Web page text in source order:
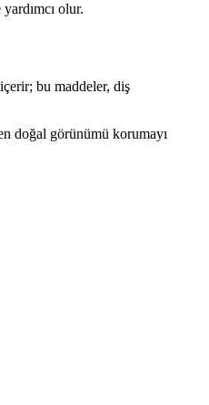
olur.
bu maddeler, diş
doğal görünümü korumayı